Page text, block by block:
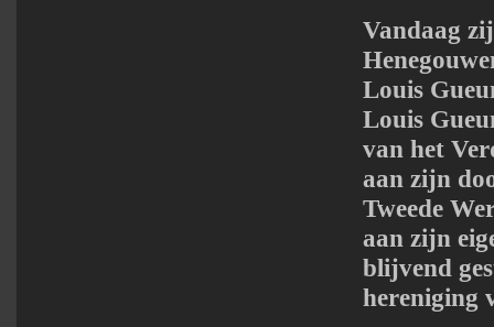
Vandaag
Louis
Louis
van het
aan zijn
Tweede
aan zijn
blijvend
hereniging